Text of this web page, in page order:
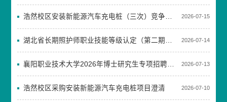
浩然校区安装新能源汽车充电桩（三次）竞争性谈判结果公告 2026-07-15
湖北省长期照护师职业技能等级认定（第二期）成绩公示 2026-07-14
2026-07-13
浩然校区采购安装新能源汽车充电桩项目澄清 2026-07-10